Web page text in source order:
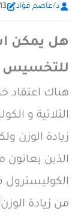
د/عاصم فؤاد 13 يونيو 2024
هل يمكن
للتخسيس
هناك اعتقاد
الثلاثية و
زيادة الوزن
الذين يعانون
الكوليسترول
من زيادة الوزن